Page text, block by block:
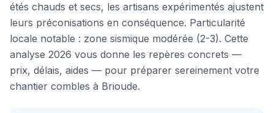
étés chauds et secs, les artisans expérimentés ajustent
leurs préconisations en conséquence. Particularité
locale notable : zone sismique modérée (2-3). Cette
analyse 2026 vous donne les repères concrets —
prix, délais, aides — pour préparer sereinement votre
chantier combles à Brioude.